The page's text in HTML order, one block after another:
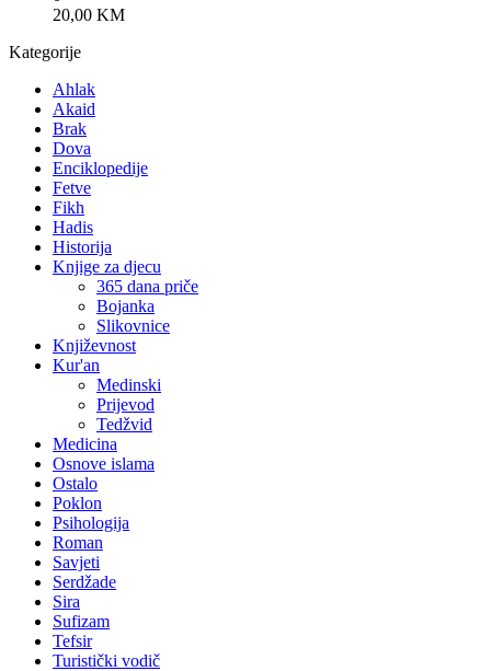
20,00 KM
Kategorije
Ahlak
Akaid
Brak
Dova
Enciklopedije
Fetve
Fikh
Hadis
Historija
Knjige za djecu
365 dana priče
Bojanka
Slikovnice
Književnost
Kur'an
Medinski
Prijevod
Tedžvid
Medicina
Osnove islama
Ostalo
Poklon
Psihologija
Roman
Savjeti
Serdžade
Sira
Sufizam
Tefsir
Turistički vodič